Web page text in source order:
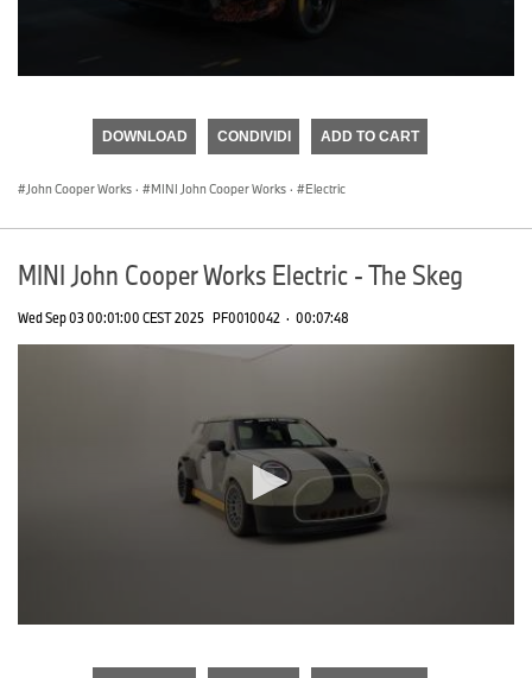
DOWNLOAD CONDIVIDI ADD TO CART
John Cooper Works · MINI John Cooper Works · Electric
MINI John Cooper Works Electric - The Skeg
Wed Sep 03 00:01:00 CEST 2025 PF0010042 · 00:07:48